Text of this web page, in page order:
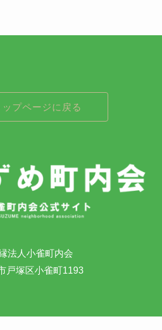
ップページに戻る
法人小雀町内会
戸塚区小雀町1193